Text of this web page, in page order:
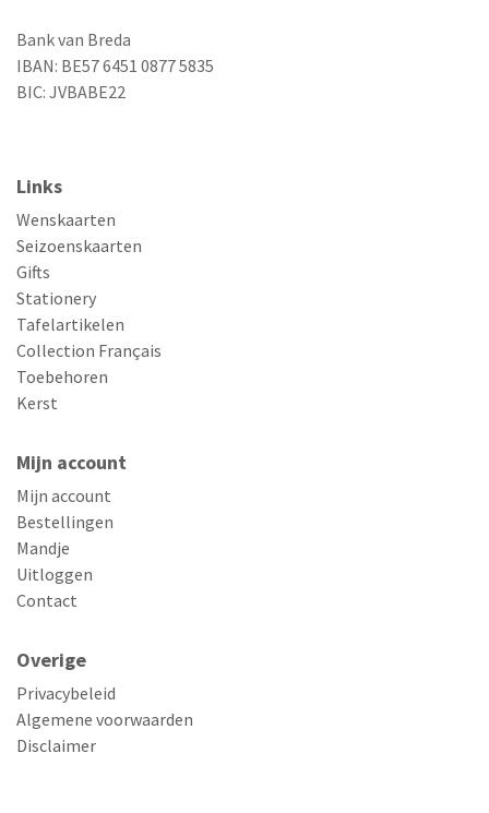
Bank van Breda
IBAN: BE57 6451 0877 5835
BIC: JVBABE22
Links
Wenskaarten
Seizoenskaarten
Gifts
Stationery
Tafelartikelen
Collection Français
Toebehoren
Kerst
Mijn account
Mijn account
Bestellingen
Mandje
Uitloggen
Contact
Overige
Privacybeleid
Algemene voorwaarden
Disclaimer